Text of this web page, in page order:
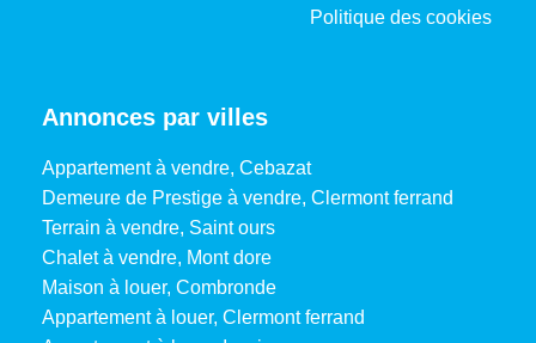
Politique des cookies
Annonces par villes
Appartement à vendre, Cebazat
Demeure de Prestige à vendre, Clermont ferrand
Terrain à vendre, Saint ours
Chalet à vendre, Mont dore
Maison à louer, Combronde
Appartement à louer, Clermont ferrand